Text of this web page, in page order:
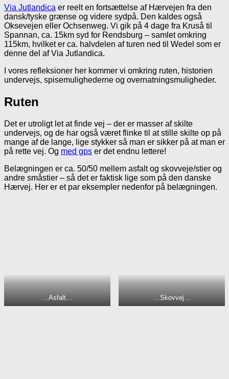
Via Jutlandica er reelt en fortsættelse af Hærvejen fra den
dansk/tyske grænse og videre sydpå. Den kaldes også
Oksevejen eller Ochsenweg. Vi gik på 4 dage fra Kruså til
Spannan, ca. 15km syd for Rendsburg – samlet omkring
115km, hvilket er ca. halvdelen af turen ned til Wedel som er
denne del af Via Jutlandica.
I vores refleksioner her kommer vi omkring ruten, historien
undervejs, spisemulighederne og overnatningsmuligheder.
Ruten
Det er utroligt let at finde vej – der er masser af skilte
undervejs, og de har også været flinke til at stille skilte op på
mange af de lange, lige stykker så man er sikker på at man er
på rette vej. Og med gps er det endnu lettere!
Belægningen er ca. 50/50 mellem asfalt og skovveje/stier og
andre småstier – så det er faktisk lige som på den danske
Hærvej. Her er et par eksempler nedenfor på belægningen.
…Asfalt… …Skovvej…